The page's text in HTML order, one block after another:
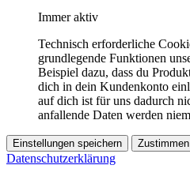
Immer aktiv
Technisch erforderliche
grundlegende Funktionen
Beispiel dazu, dass du
dich in dein Kundenkonto
auf dich ist für uns dadurch
anfallende Daten werden
Einstellungen speichern Zustimmen
Datenschutzerklärung